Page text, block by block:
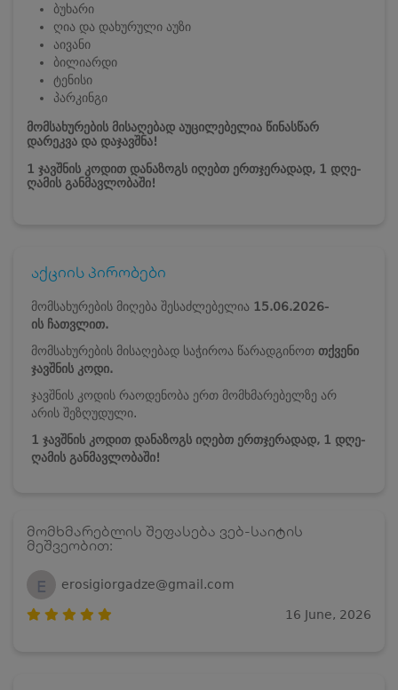
ბუხარი
ღია და დახურული აუზი
აივანი
ბილიარდი
ტენისი
პარკინგი
მომსახურების მისაღებად აუცილებელია წინასწარ
დარეკვა და დაჯავშნა!
1 ჯავშნის კოდით დანაზოგს იღებთ ერთჯერადად, 1 დღე-
ღამის განმავლობაში!
აქციის პირობები
მომსახურების მიღება შესაძლებელია 15.06.2026-
ის ჩათვლით.
მომსახურების მისაღებად საჭიროა წარადგინოთ თქვენი
ჯავშნის კოდი.
ჯავშნის კოდის რაოდენობა ერთ მომხმარებელზე არ
არის შეზღუდული.
1 ჯავშნის კოდით დანაზოგს იღებთ ერთჯერადად, 1 დღე-
ღამის განმავლობაში!
მომხმარებლის შეფასება ვებ-საიტის
მეშვეობით:
E erosigiorgadze@gmail.com
16 June, 2026